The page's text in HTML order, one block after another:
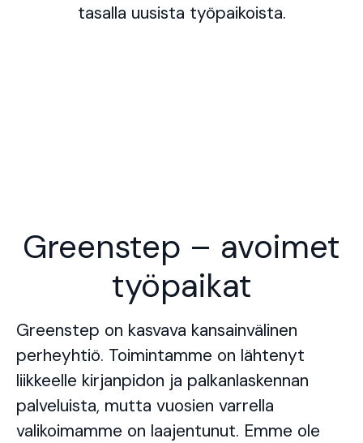
tasalla uusista työpaikoista.
Greenstep – avoimet
työpaikat
Greenstep on kasvava kansainvälinen
perheyhtiö. Toimintamme on lähtenyt
liikkeelle kirjanpidon ja palkanlaskennan
palveluista, mutta vuosien varrella
valikoimamme on laajentunut. Emme ole